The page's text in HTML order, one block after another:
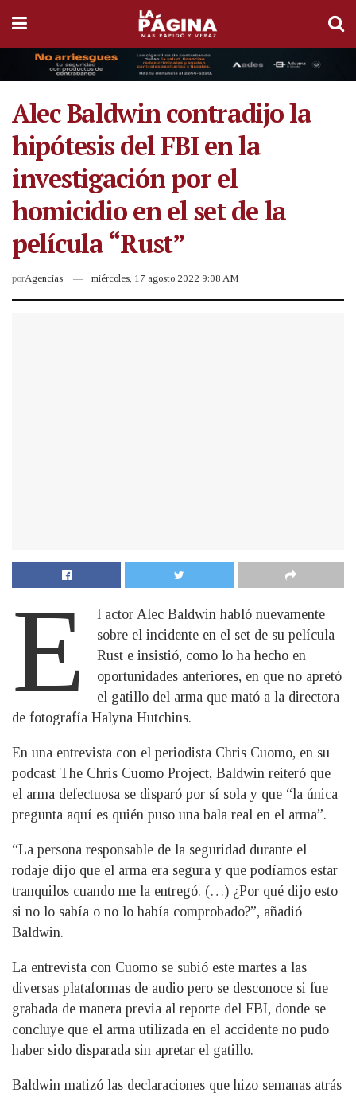
Alec Baldwin contradijo la
hipótesis del FBI en la
investigación por el
homicidio en el set de la
película “Rust”
porAgencias miércoles, 17 agosto 2022 9:08 AM
E
l actor Alec Baldwin habló nuevamente
sobre el incidente en el set de su película
Rust e insistió, como lo ha hecho en
oportunidades anteriores, en que no apretó
el gatillo del arma que mató a la directora
de fotografía Halyna Hutchins.
En una entrevista con el periodista Chris Cuomo, en su
podcast The Chris Cuomo Project, Baldwin reiteró que
el arma defectuosa se disparó por sí sola y que “la única
pregunta aquí es quién puso una bala real en el arma”.
“La persona responsable de la seguridad durante el
rodaje dijo que el arma era segura y que podíamos estar
tranquilos cuando me la entregó. (…) ¿Por qué dijo esto
si no lo sabía o no lo había comprobado?”, añadió
Baldwin.
La entrevista con Cuomo se subió este martes a las
diversas plataformas de audio pero se desconoce si fue
grabada de manera previa al reporte del FBI, donde se
concluye que el arma utilizada en el accidente no pudo
haber sido disparada sin apretar el gatillo.
Baldwin matizó las declaraciones que hizo semanas atrás